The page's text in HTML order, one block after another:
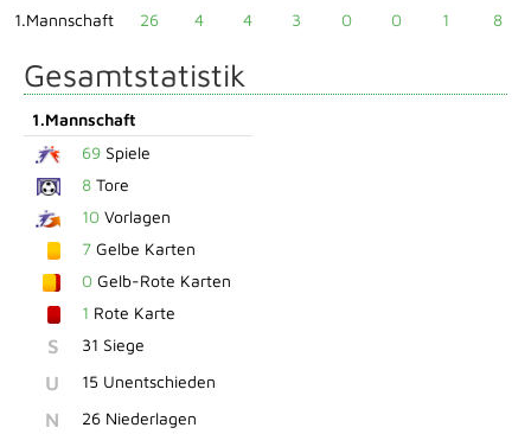
1.Mannschaft
26 4 4 3 0 0 1 8
Gesamtstatistik
1.Mannschaft
69 Spiele
8 Tore
10 Vorlagen
7 Gelbe Karten
0 Gelb-Rote Karten
1 Rote Karte
S 31 Siege
U 15 Unentschieden
N 26 Niederlagen